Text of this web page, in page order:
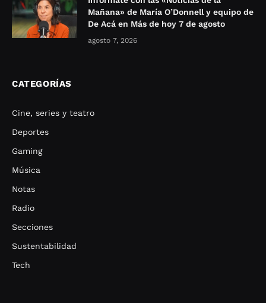
Mañana» de María O’Donnell y equipo de
De Acá en Más de hoy 7 de agosto
agosto 7, 2026
CATEGORÍAS
Cine, series y teatro
Deportes
Gaming
Música
Notas
Radio
Secciones
Sustentabilidad
Tech